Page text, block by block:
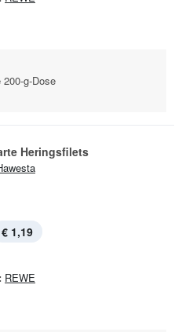
g-Dose
Heringsfilets
€ 1,19
REWE